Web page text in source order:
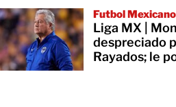
Futbol
Liga MX |
despreciado
Rayados; le